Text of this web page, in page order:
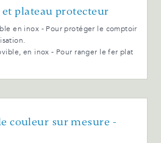
plateau protecteur
en inox - Pour protéger le comptoir
en inox - Pour ranger le fer plat
couleur sur mesure -